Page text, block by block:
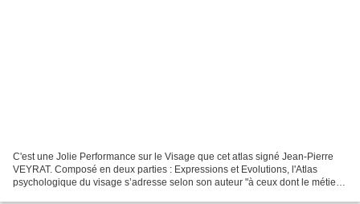
C'est une Jolie Performance sur le Visage que cet atlas signé Jean-Pierre
VEYRAT. Composé en deux parties : Expressions et Evolutions, l'Atlas
psychologique du visage s’adresse selon son auteur "à ceux dont le métier